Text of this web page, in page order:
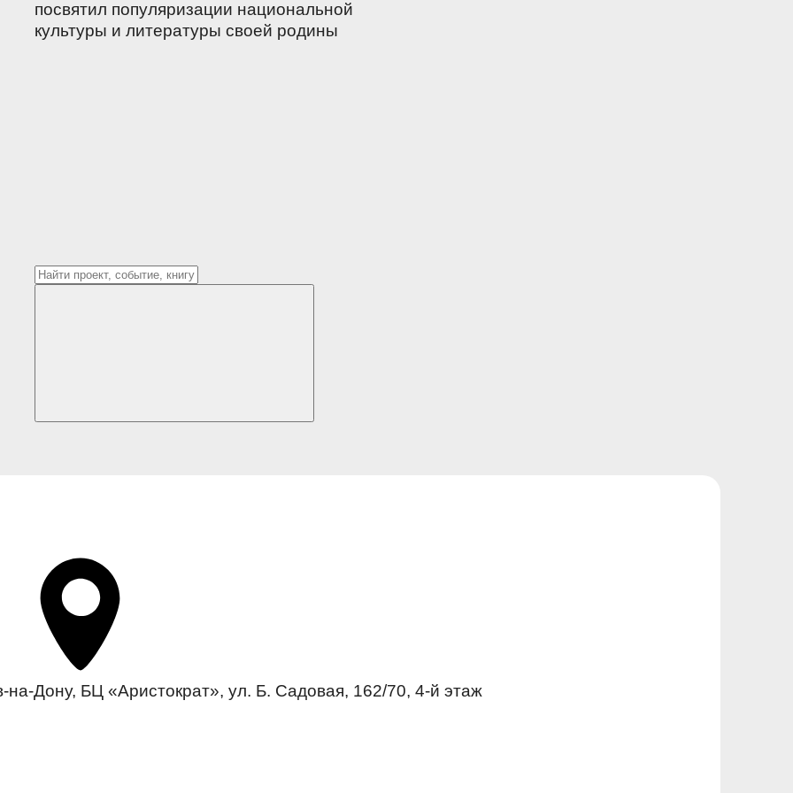
посвятил популяризации национальной
культуры и литературы своей родины
на-Дону, БЦ «Аристократ», ул. Б. Садовая, 162/70, 4-й этаж